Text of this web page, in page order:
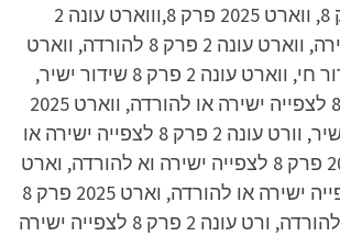
ווארט עונה 2 פרק 8, ווארט 2025 פרק 8,וווארט עונה 2
פרק 8 לצפייה ישירה, ווארט עונה 2 פרק 8 להורדה, ווארט
עונה 2 פרק 8 שידור חי, ווארט עונה 2 פרק 8 שידור ישיר,
ווארט 2025 פרק 8 לצפייה ישירה או להורדה, ווארט 2025
פרק 8 שידור חי ישיר, וורט עונה 2 פרק 8 לצפייה ישירה או
להורדה, וורט 2025 פרק 8 לצפייה ישירה וא להורדה, וארט
עונה 2 פרק 8 לצפייה ישירה או להורדה, וארט 2025 פרק 8
לצפייה ישירה או להורדה, ורט עונה 2 פרק 8 לצפייה ישירה